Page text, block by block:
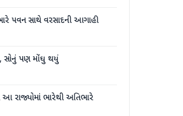
પવન સાથે વરસાદની આગાહી
સોનું પણ મોંઘુ થયું
ભારેથી અતિભારે